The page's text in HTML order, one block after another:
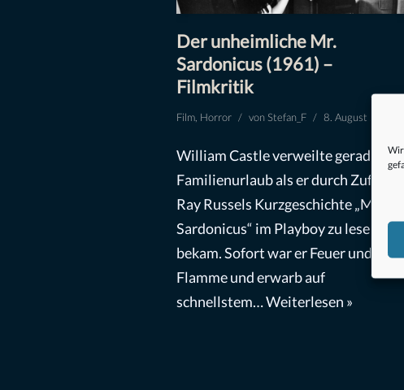
Wir
Der unheimliche Mr.
Sardonicus (1961) –
Filmkritik
Film, Horror vonStefan_F 8. August 2019
William Castle verweilte gerade im
Familienurlaub als er durch Zufall
Ray Russels Kurzgeschichte „Mr.
Sardonicus“ im Playboy zu lesen
bekam. Sofort war er Feuer und
Flamme und erwarb auf
schnellstem…Weiterlesen »